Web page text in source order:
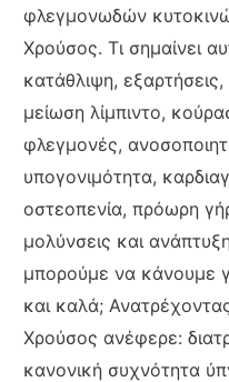
φλεγμονωδών
Χρούσος. Τι σημαίνει
κατάθλιψη,
μείωση λίμπιντο,
φλεγμονές,
υπογονιμότητα,
οστεοπενία, πρόωρη
μολύνσεις και
μπορούμε να κάνουμε
και καλά;
Χρούσος ανέφερε:
κανονική συχνότητα